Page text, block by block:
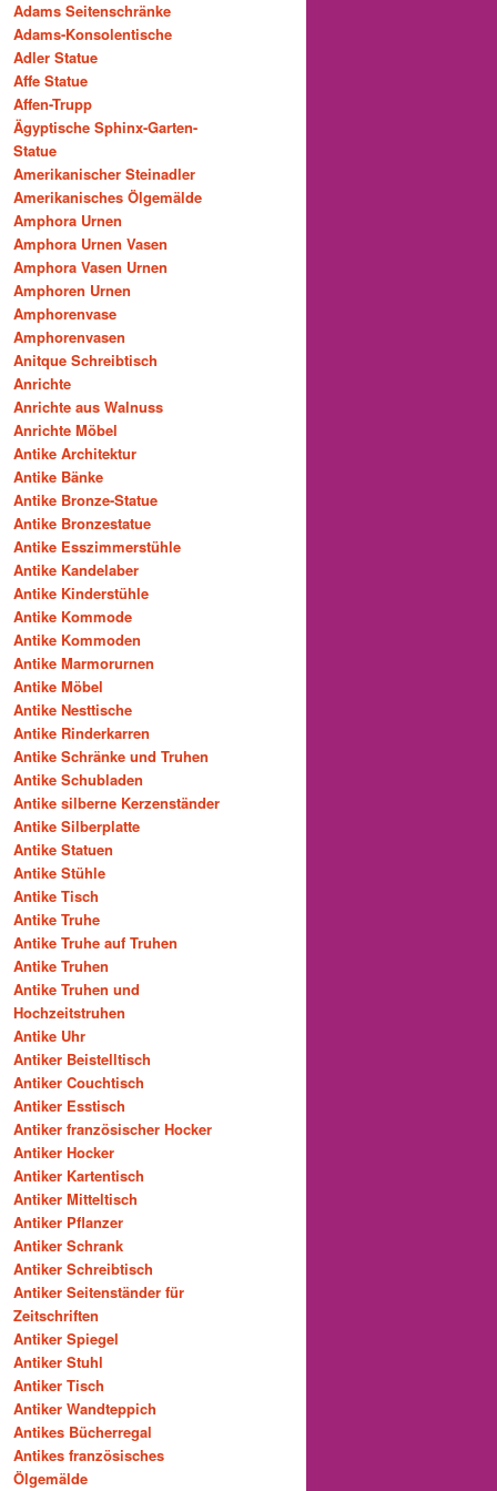
Adams Seitenschränke
Adams-Konsolentische
Adler Statue
Affe Statue
Affen-Trupp
Ägyptische Sphinx-Garten-
Statue
Amerikanischer Steinadler
Amerikanisches Ölgemälde
Amphora Urnen
Amphora Urnen Vasen
Amphora Vasen Urnen
Amphoren Urnen
Amphorenvase
Amphorenvasen
Anitque Schreibtisch
Anrichte
Anrichte aus Walnuss
Anrichte Möbel
Antike Architektur
Antike Bänke
Antike Bronze-Statue
Antike Bronzestatue
Antike Esszimmerstühle
Antike Kandelaber
Antike Kinderstühle
Antike Kommode
Antike Kommoden
Antike Marmorurnen
Antike Möbel
Antike Nesttische
Antike Rinderkarren
Antike Schränke und Truhen
Antike Schubladen
Antike silberne Kerzenständer
Antike Silberplatte
Antike Statuen
Antike Stühle
Antike Tisch
Antike Truhe
Antike Truhe auf Truhen
Antike Truhen
Antike Truhen und
Hochzeitstruhen
Antike Uhr
Antiker Beistelltisch
Antiker Couchtisch
Antiker Esstisch
Antiker französischer Hocker
Antiker Hocker
Antiker Kartentisch
Antiker Mitteltisch
Antiker Pflanzer
Antiker Schrank
Antiker Schreibtisch
Antiker Seitenständer für
Zeitschriften
Antiker Spiegel
Antiker Stuhl
Antiker Tisch
Antiker Wandteppich
Antikes Bücherregal
Antikes französisches
Ölgemälde